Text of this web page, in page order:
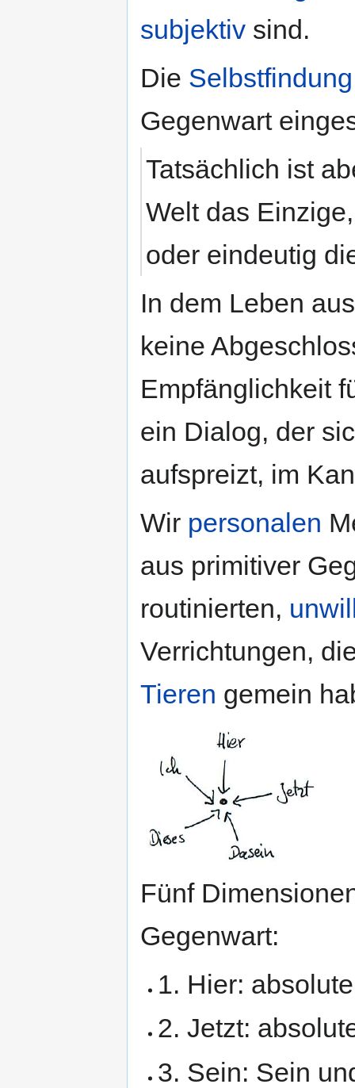
subjektiv sind.
Die Selbstfindung
Gegenwart
Tatsächlich ist
Welt das
oder eindeutig
In dem Leben
keine
Empfänglichkeit
ein Dialog, der
aufspreizt, im
Wir personalen
aus primitiver
routinierten,
Verrichtungen,
Tieren gemein
Fünf
Gegenwart:
1. Hier:
2. Jetzt:
3. Sein: Sein